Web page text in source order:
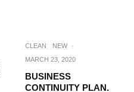
CLEAN NEW
·
MARCH 23, 2020
BUSINESS
CONTINUITY PLAN.